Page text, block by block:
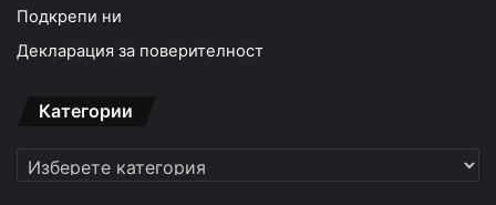
Подкрепи ни
Декларация за поверителност
Категории
Категории